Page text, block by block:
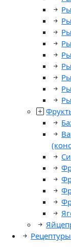
Рецептуры